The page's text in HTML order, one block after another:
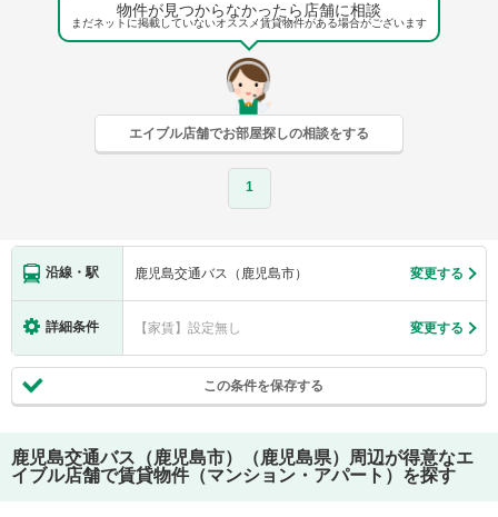
物件が見つからなかったら店舗に相談
まだネットに掲載していないオススメ賃貸物件がある場合がございます
エイブル店舗でお部屋探しの相談をする
1
沿線・駅 鹿児島交通バス（鹿児島市） 変更する
詳細条件 【家賃】設定無し 変更する
この条件を保存する
鹿児島交通バス（鹿児島市）（鹿児島県）
周辺が得意なエ
イブル店舗で賃貸物件（マンション・アパート）を探す